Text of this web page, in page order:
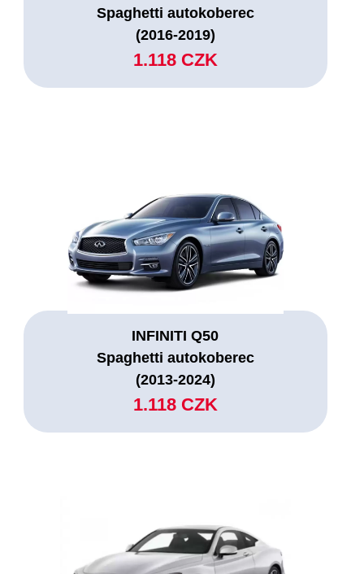
Spaghetti autokoberec
(2016-2019)
1.118 CZK
INFINITI Q50
Spaghetti autokoberec
(2013-2024)
1.118 CZK